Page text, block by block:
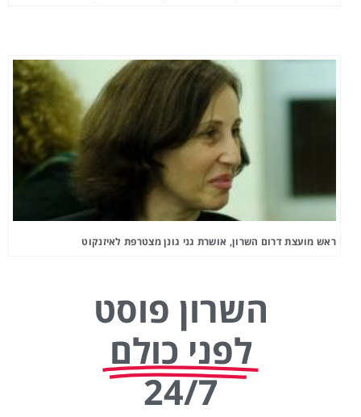
ראש מועצת דרום השרון, אושרת גני גונן מצטרפת לאיזנקוט
השרון פוסט
לפני כולם
24/7